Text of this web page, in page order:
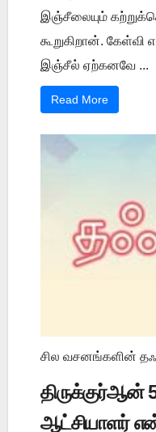
இஞ்சீலையும்
கூறுகிறான்.
இஞ்சீல் ஏற்கனவே ...
Read More
சில வசனங்களின்
திருக்குர்ஆன்
ஆட்சியாளர்